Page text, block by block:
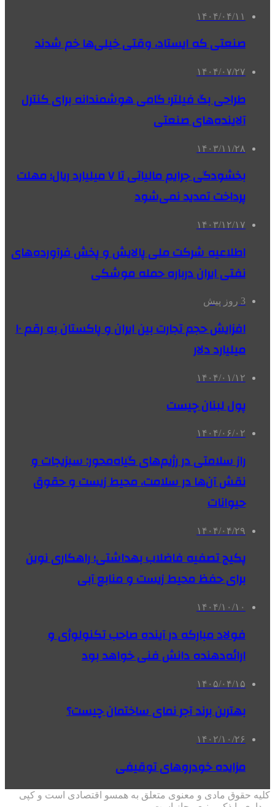
۱۴۰۴/۰۴/۱۱
صنعتی که ایستاد، وقتی خیلی‌ها خم شدند
۱۴۰۴/۰۷/۲۷
طراحی بگ فیلتر؛ گامی هوشمندانه برای کنترل
آلاینده‌های صنعتی
۱۴۰۳/۱۱/۲۸
بخشودگی جرایم مالیاتی تا ۷ میلیارد ریال؛ مهلت
پرداخت تمدید نمی‌شود
۱۴۰۳/۱۲/۱۷
اطلاعیه شرکت ملی پالایش و پخش فرآورده‌های
نفتی ایران درباره حمله موشکی
3 روز پیش
افزایش حجم تجارت بین ایران و پاکستان به رقم ۱۰
میلیارد دلار
۱۴۰۴/۰۱/۱۲
پول لبنان چیست
۱۴۰۴/۰۶/۰۲
راز سلامتی در رژیم‌های گیاه‌محور: سبزیجات و
نقش آن‌ها در سلامت، محیط زیست و حقوق
حیوانات
۱۴۰۴/۰۴/۲۹
پکیج تصفیه فاضلاب بهداشتی؛ راهکاری نوین
برای حفظ محیط زیست و منابع آبی
۱۴۰۴/۱۰/۱۰
فولاد مبارکه در آینده صاحب تکنولوژی و
ارائه‌دهنده دانش فنی خواهد بود
۱۴۰۵/۰۴/۱۵
بهترین برند آجر نمای ساختمان چیست؟
۱۴۰۲/۱۰/۲۶
مزایده خودروهای توقیفی
کلیه حقوق مادی و معنوی متعلق به همسو اقتصادی است و کپی